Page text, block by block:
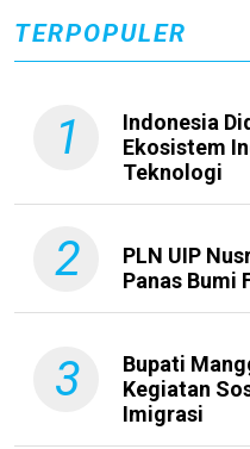
TERPOPULER
1
Indonesia
Ekosistem
Teknologi
2
PLN UIP
Panas Bumi
3
Bupati
Kegiatan
Imigrasi